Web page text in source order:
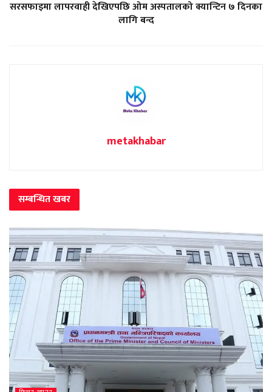
सरसफाइमा लापरवाही देखिएपछि ओम अस्पतालको क्यान्टिन ७ दिनका
लागि बन्द
metakhabar
सम्बन्धितखबर